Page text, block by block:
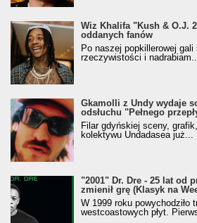
Wiz Khalifa "Kush & O.J.
oddanych fanów
Po naszej popkillerowej
rzeczywistości i nadrabiam...
Gkamolli z Undy wydaje
odsłuchu "Pełnego
Filar gdyńskiej sceny,
kolektywu Undadasea już...
"2001" Dr. Dre - 25 lat od
zmienił grę (Klasyk na
W 1999 roku powychodziło
westcoastowych płyt.